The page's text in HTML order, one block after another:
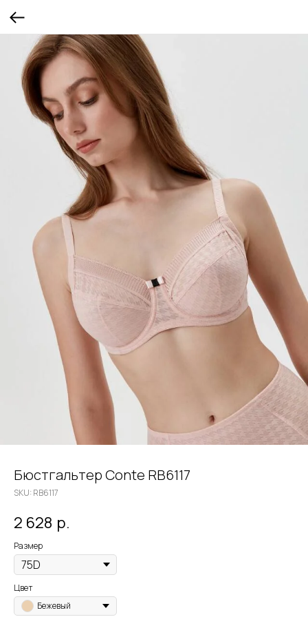
Бюстгальтер Conte RB6117
SKU: RB6117
2 628 р.
Размер
Цвет
Бежевый